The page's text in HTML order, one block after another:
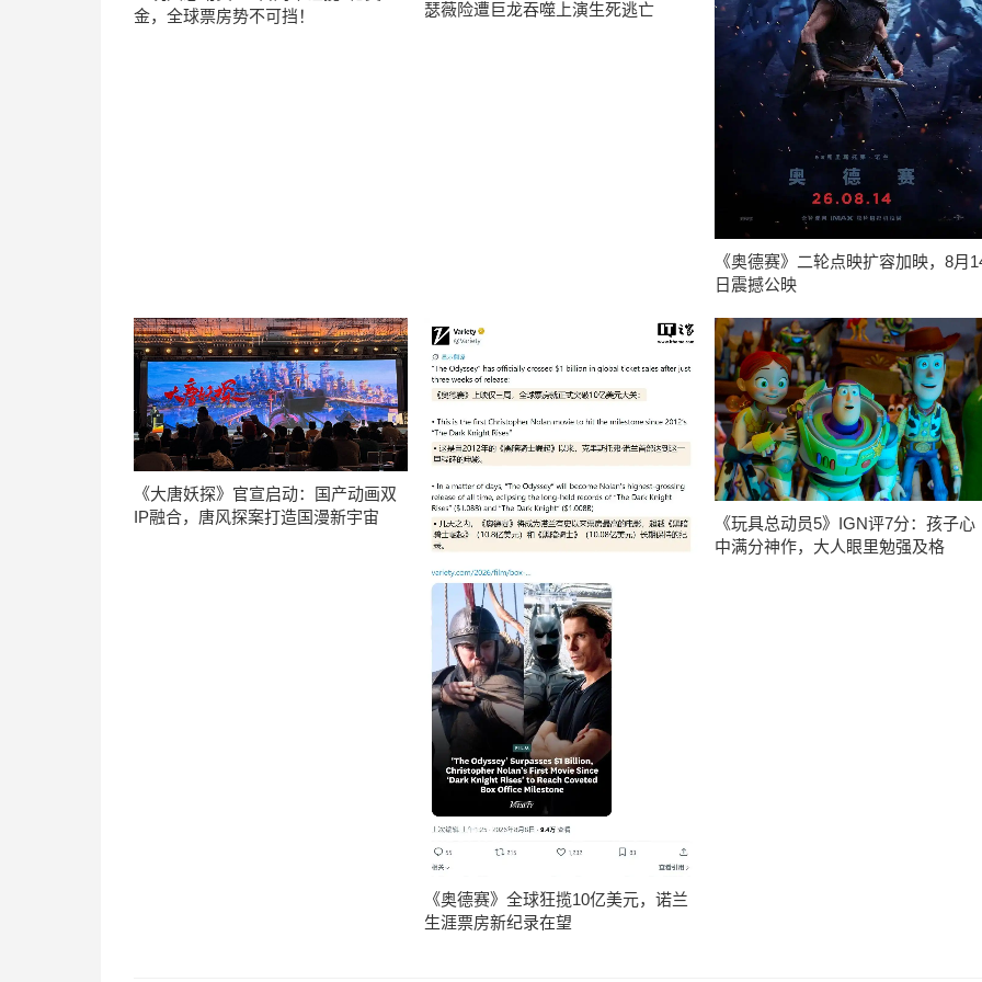
金，全球票房势不可挡！
瑟薇险遭巨龙吞噬上演生死逃亡
《奥德赛》二轮点映扩容加映，8月
日震撼公映
《大唐妖探》官宣启动：国产动画双
IP融合，唐风探案打造国漫新宇宙
《奥德赛》全球狂揽10亿美元，诺兰
生涯票房新纪录在望
《玩具总动员5》IGN评7分：孩子心
中满分神作，大人眼里勉强及格